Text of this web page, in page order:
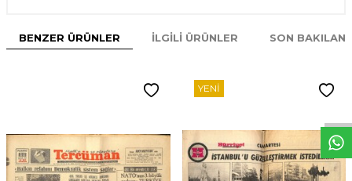
W
h
t
s
p
p
D
e
s
e
H
a
t
t
BENZER ÜRÜNLER İLGILI ÜRÜNLER SON
YENI